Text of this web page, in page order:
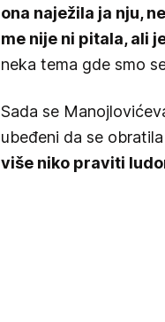
ona naježila ja nju,
me nije ni pitala, ali
neka tema gde smo
Sada se
ubeđeni da se
više niko praviti